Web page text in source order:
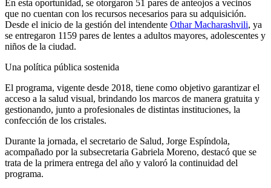
En esta oportunidad, se otorgaron 51 pares de anteojos a vecinos
que no cuentan con los recursos necesarios para su adquisición.
Desde el inicio de la gestión del intendente Othar Macharashvili, ya
se entregaron 1159 pares de lentes a adultos mayores, adolescentes y
niños de la ciudad.
Una política pública sostenida
El programa, vigente desde 2018, tiene como objetivo garantizar el
acceso a la salud visual, brindando los marcos de manera gratuita y
gestionando, junto a profesionales de distintas instituciones, la
confección de los cristales.
Durante la jornada, el secretario de Salud, Jorge Espíndola,
acompañado por la subsecretaria Gabriela Moreno, destacó que se
trata de la primera entrega del año y valoró la continuidad del
programa.